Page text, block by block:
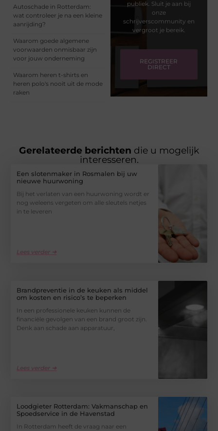
Autoschade in Rotterdam:
wat controleer je na een kleine
aanrijding?
Waarom goede algemene
voorwaarden onmisbaar zijn
voor jouw onderneming
Waarom heren t-shirts en
heren polo's nooit uit de mode
raken
publiek. Sluit je aan bij
onze
schrijverscommunity en
vergroot je bereik.
REGISTREER
DIRECT
Gerelateerde berichten die u mogelijk
interesseren.
Een slotenmaker in Rosmalen bij uw
nieuwe huurwoning
Bij het verlaten van een huurwoning wordt er
nog weleens vergeten om alle sleutels netjes
in te leveren
Lees verder ➜
Brandpreventie in de keuken als middel
om kosten en risico’s te beperken
In een professionele keuken kunnen de
financiële gevolgen van een brand groot zijn.
Denk aan schade aan apparatuur,
Lees verder ➜
Loodgieter Rotterdam: Vakmanschap en
Spoedservice in de Havenstad
In Rotterdam heeft de vraag naar een